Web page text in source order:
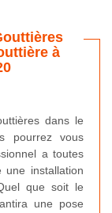
à
dans le
pourrez vous
a toutes
une installation
que soit le
une pose